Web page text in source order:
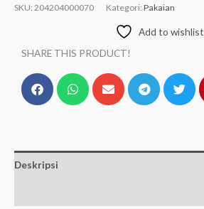
SKU: 204204000070 Kategori: Pakaian
Add to wishlist
SHARE THIS PRODUCT!
Deskripsi